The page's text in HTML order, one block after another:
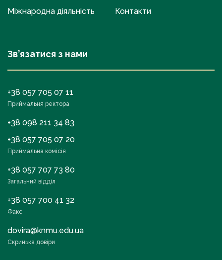
Міжнародна діяльність Контакти
Зв’язатися з нами
+38 057 705 07 11
Приймальня ректора
+38 098 211 34 83
+38 057 705 07 20
Приймальна комісія
+38 057 707 73 80
Загальний відділ
+38 057 700 41 32
Факс
dovira@knmu.edu.ua
Скринька довіри